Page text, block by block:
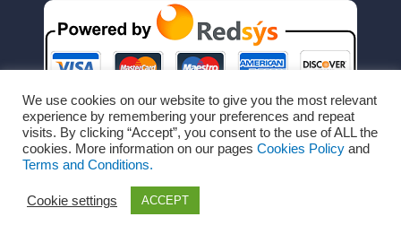
Copyright © Todos los derechos reservados por
We use cookies on our website to give you the most relevant
experience by remembering your preferences and repeat
visits. By clicking “Accept”, you consent to the use of ALL the
cookies. More information on our pages Cookies Policy and
Terms and Conditions.
Cookie settings ACCEPT